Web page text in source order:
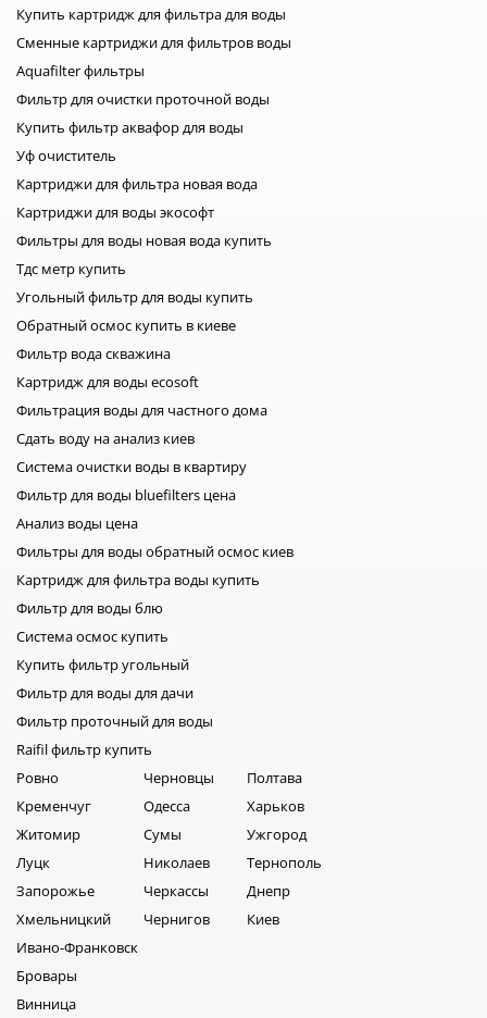
комбинированием катализаторов непосредственного
процесса окисления с параллельно идущей фильтрацией;
система с эффектом обратного осмоса; супер современного
метода аэрации; биологические аппараты; оказывающие
электромагнитное воздействие; введение в рабочий
процесс гранулированного типа смол, содержащих ионы.
Такое очищение фильтром подразумевает
многоступенчатый процесс обработки всех компонентов
воды в каждом индивидуальном случае. Преимущества
использования оригинальной брендовой продукции
Продолжая наш обзор результативных свойств брендов
моделей США, Бельгии, Великобритании, непосредственно
Украины, Китая и Польши, из представленных на сайте
особой популярностью среди украинских постоянных
клиентов пользуются системы марок BWT, ECOSOFT, CLACK
- статьи по каждому производителю помогут разобраться в
нюансах. На быстрый, эффективный результат от
установки фильтров BWT влияют: экономичность;
способность эффективной работы при низком давлении
воды в системе; встроенная опция самостоятельного
регулирования жесткости получаемой воды; добавочная
дезинфекция загрузки фильтрационного типа. В целом,
системы основывается на следующих отправных данных:
взятых и проанализированных в лабораторных условиях
пробах, к примеру, стандартная норма содержания железа
в воде 0,3 мг/л, выделенного семейного или личного
бюджета, личных предпочтений среди марок.
Купить картридж для фильтра для воды
Сменные картриджи для фильтров воды
Aquafilter фильтры
Фильтр для очистки проточной воды
Купить фильтр аквафор для воды
Уф очиститель
Картриджи для фильтра новая вода
Картриджи для воды экософт
Фильтры для воды новая вода купить
Тдс метр купить
Угольный фильтр для воды купить
Обратный осмос купить в киеве
Фильтр вода скважина
Картридж для воды ecosoft
Фильтрация воды для частного дома
Сдать воду на анализ киев
Система очистки воды в квартиру
Фильтр для воды bluefilters цена
Анализ воды цена
Фильтры для воды обратный осмос киев
Картридж для фильтра воды купить
Фильтр для воды блю
Система осмос купить
Купить фильтр угольный
Фильтр для воды для дачи
Фильтр проточный для воды
Raifil фильтр купить
Ровно
Кременчуг
Житомир
Луцк
Запорожье
Хмельницкий
Черновцы
Одесса
Сумы
Николаев
Черкассы
Чернигов
Полтава
Харьков
Ужгород
Тернополь
Днепр
Киев
Ивано-Франковск
Бровары
Винница